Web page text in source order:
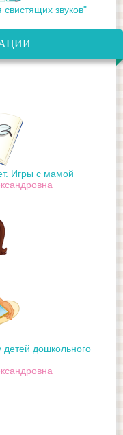
свистящих звуков"
Игры с мамой
дошкольного